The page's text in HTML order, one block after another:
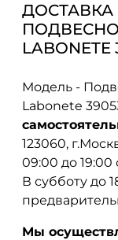
LABONETE
Модель -
Labonete
123060,
09:00 до
В субботу до
Мы